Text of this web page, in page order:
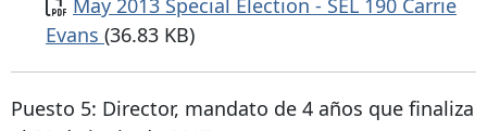
May 2013 Special Election - SEL 190 Carrie
Evans (36.83 KB)
Puesto 5: Director, mandato de 4 años que finaliza